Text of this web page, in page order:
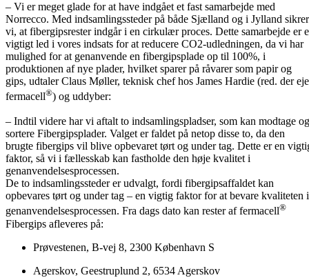
– Vi er meget glade for at have indgået et fast samarbejde med
Norrecco. Med indsamlingssteder på både Sjælland og i Jylland sikrer
vi, at fibergipsrester indgår i en cirkulær proces. Dette samarbejde er
vigtigt led i vores indsats for at reducere CO2-udledningen, da vi har
mulighed for at genanvende en fibergipsplade op til 100%, i
produktionen af nye plader, hvilket sparer på råvarer som papir og
gips, udtaler Claus Møller, teknisk chef hos James Hardie (red. der
fermacell®) og uddyber:
– Indtil videre har vi aftalt to indsamlingspladser, som kan modtage og
sortere Fibergipsplader. Valget er faldet på netop disse to, da den
brugte fibergips vil blive opbevaret tørt og under tag. Dette er en
faktor, så vi i fællesskab kan fastholde den høje kvalitet i
genanvendelsesprocessen.
De to indsamlingssteder er udvalgt, fordi fibergipsaffaldet kan
opbevares tørt og under tag – en vigtig faktor for at bevare kvaliteten i
genanvendelsesprocessen. Fra dags dato kan rester af fermacell®
Fibergips afleveres på:
Prøvestenen, B-vej 8, 2300 København S
Agerskov, Geestruplund 2, 6534 Agerskov